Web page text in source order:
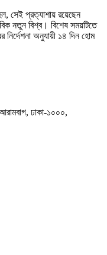
সেই প্রত্যাশায় রয়েছেন
নতুন বিশ্ব। বিশেষ সময়টিতে
নির্দেশনা অনুযায়ী ১৪ দিন হোম
ঢাকা-১০০০,